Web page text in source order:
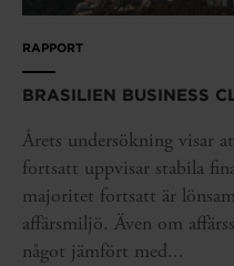
RAPPORT
BRASILIEN BUSINESS
Årets undersökning visar
fortsatt uppvisar stabila
majoritet fortsatt är
affärsmiljö. Även om
något jämfört med...